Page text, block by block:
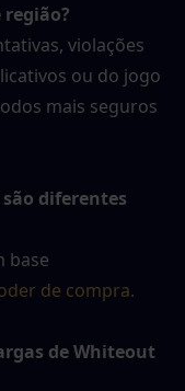
violações
ou do jogo
mais seguros
são diferentes
base
de compra.
de Whiteout